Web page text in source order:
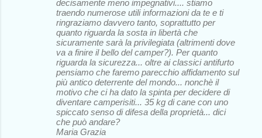
decisamente meno impegnativi.... stiamo
traendo numerose utili informazioni da te e ti
ringraziamo davvero tanto, soprattutto per
quanto riguarda la sosta in libertà che
sicuramente sarà la privilegiata (altrimenti dove
va a finire il bello del camper?). Per quanto
riguarda la sicurezza... oltre ai classici antifurto
pensiamo che faremo parecchio affidamento sul
più antico deterrente del mondo... nonchè il
motivo che ci ha dato la spinta per decidere di
diventare camperisiti... 35 kg di cane con uno
spiccato senso di difesa della proprietà... dici
che può andare?
Maria Grazia